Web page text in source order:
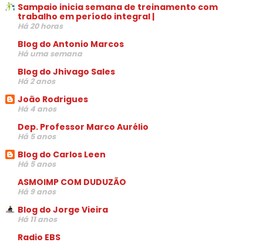
Sampaio inicia semana de treinamento com
trabalho em período integral |
Há 20 horas
Blog do Antonio Marcos
Há uma semana
Blog do Jhivago Sales
Há 2 anos
João Rodrigues
Há 4 anos
Dep. Professor Marco Aurélio
Há 5 anos
Blog do Carlos Leen
Há 5 anos
ASMOIMP COM DUDUZÃO
Há 9 anos
Blog do Jorge Vieira
Há 11 anos
Radio EBS